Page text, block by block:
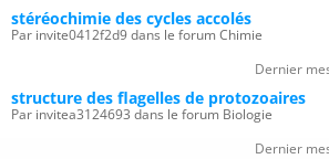
stéréochimie des cycles accolés
Par invite0412f2d9 dans le forum Chimie
Dernier
structure des flagelles de protozoaires
Par invitea3124693 dans le forum Biologie
Dernier